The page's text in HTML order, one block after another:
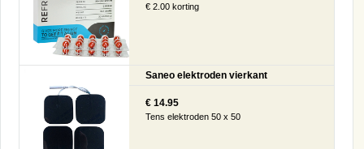
€ 2.00 korting
Saneo elektroden vierkant
€ 14.95
Tens elektroden 50 x 50